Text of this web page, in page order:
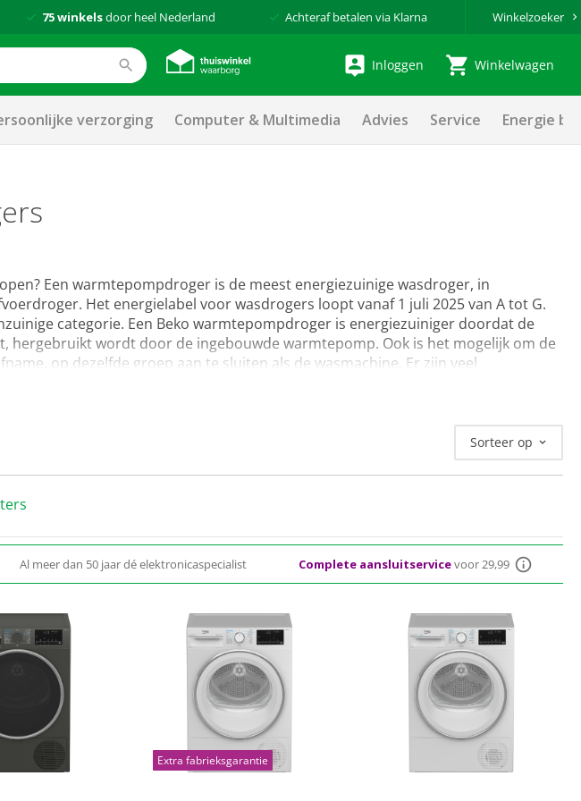
75 winkelsdoor heel Nederland Achteraf betalen via Klarna Winkelzoeker
Inloggen Winkelwagen
verzorging Computer & Multimedia Advies Service Energie
Een warmtepompdroger is de meest energiezuinige wasdroger, in
Het energielabel voor wasdrogers loopt vanaf 1 juli 2025 van A tot G.
categorie. Een Beko warmtepompdroger is energiezuiniger doordat de
hergebruikt wordt door de ingebouwde warmtepomp. Ook is het mogelijk om de
op dezelfde groep aan te sluiten als de wasmachine. Er zijn veel
warmtepompdrogers. EP: helpt je graag bij het kiezen van de juiste Beko
Sorteer op
Al meer dan 50 jaar dé elektronicaspecialist Complete aansluitservicevoor 29,99
Extra fabrieksgarantie